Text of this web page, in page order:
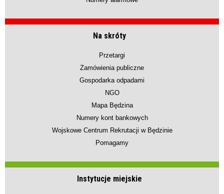
Na skróty
Przetargi
Zamówienia publiczne
Gospodarka odpadami
NGO
Mapa Będzina
Numery kont bankowych
Wojskowe Centrum Rekrutacji w Będzinie
Pomagamy
Instytucje miejskie